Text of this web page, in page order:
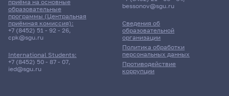
приёма на основные
образовательные
программы (Центральная
приёмная комиссия):
+7 (8452) 51 - 92 - 26,
cpk@sgu.ru
International Students:
+7 (8452) 50 - 87 - 07,
ied@sgu.ru
Сведения об
образовательной
организации
Политика обработки
персональных данных
Противодействие
коррупции
bessonov@sgu.ru